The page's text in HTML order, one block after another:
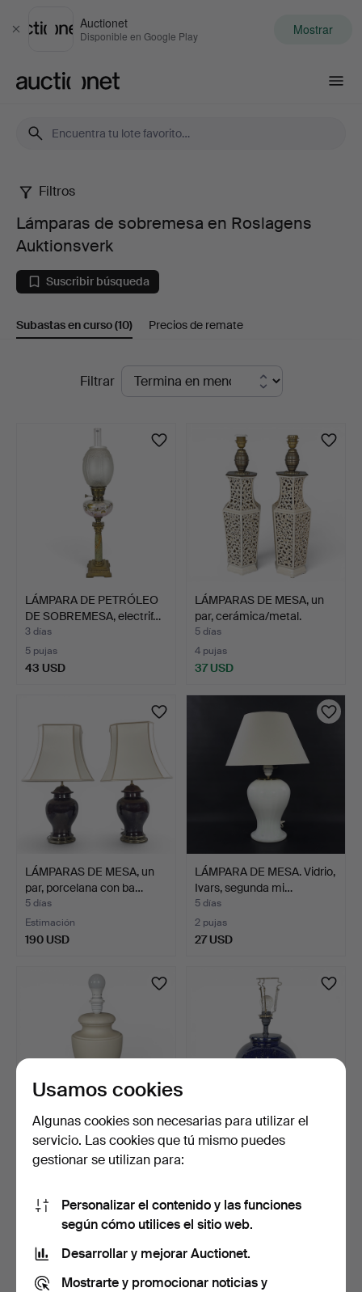
Cerrar
Auctionet
Disponible en Google Play Mostrar
Lámparas
de
sobremesa
en
Auktionsverk
Filtros
Lámparas de sobremesa en Roslagens
Auktionsverk
Suscribir búsqueda
Subastas en curso(10) Precios de remate
SubastasFiltrar
LÁMPARA DE PETRÓLEO
DE SOBREMESA, electrif…
3 días
5 pujas
43 USD
LÁMPARAS DE MESA, un
par, cerámica/metal.
5 días
4 pujas
37 USD
LÁMPARAS DE MESA, un
par, porcelana con ba…
5 días
Estimación
190 USD
LÁMPARA DE MESA. Vidrio,
Ivars, segunda mi…
5 días
2 pujas
27 USD
LÁMPARA DE MESA,
cerámica, tipo B716, IKEA.
53 USD
LÁMPARA DE MESA,
53 USD
Usamos cookies
Algunas cookies son necesarias para utilizar el
servicio. Las cookies que tú mismo puedes
gestionar se utilizan para:
Personalizar el contenido y las funciones
según cómo utilices el sitio web.
Desarrollar y mejorar Auctionet.
Mostrarte y promocionar noticias y